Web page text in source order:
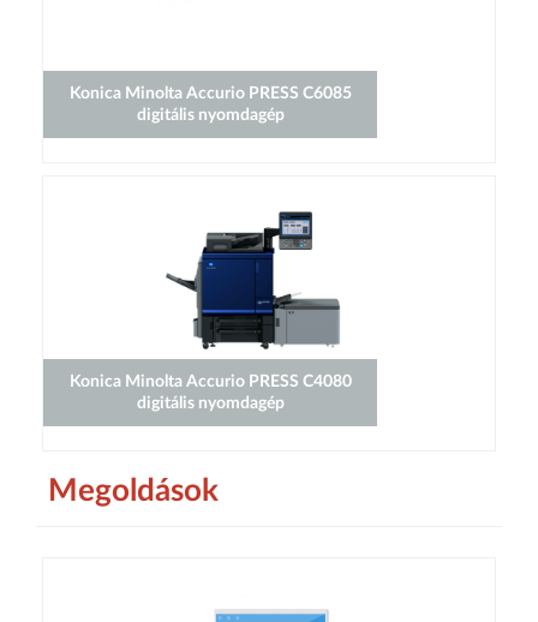
Konica Minolta Accurio PRESS C6085
digitális nyomdagép
Konica Minolta Accurio PRESS C4080
digitális nyomdagép
Megoldások